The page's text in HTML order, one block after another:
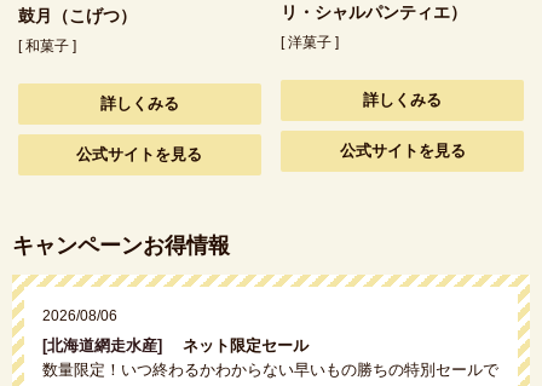
鼓月（こげつ）
[ 和菓子 ]
詳しくみる
公式サイトを見る
リ・シャルパンティエ）
[ 洋菓子 ]
詳しくみる
公式サイトを見る
キャンペーンお得情報
2026/08/06
[北海道網走水産]
ネット限定セール
数量限定！いつ終わるかわからない早いもの勝ちの特別セールで